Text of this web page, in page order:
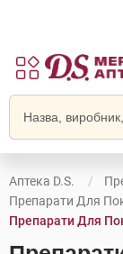
Аптека D.S.
Препарати Для
Препарати Для